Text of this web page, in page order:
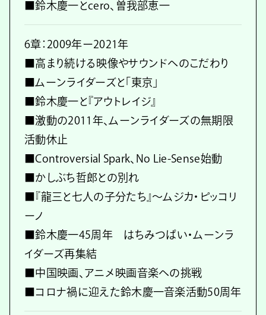
■鈴木慶一とcero、曽我部恵一
6章：2009年ー2021年
■高まり続ける映像やサウンドへのこだわり
■ムーンライダーズと「東京」
■鈴木慶一と『アウトレイジ』
■激動の2011年、ムーンライダーズの無期限
活動休止
■Controversial Spark、No Lie-Sense始動
■かしぶち哲郎との別れ
■『龍三と七人の子分たち』〜ムジカ・ピッコリ
ーノ
■鈴木慶一45周年 はちみつぱい・ムーンラ
イダーズ再集結
■中国映画、アニメ映画音楽への挑戦
■コロナ禍に迎えた鈴木慶一音楽活動50周年